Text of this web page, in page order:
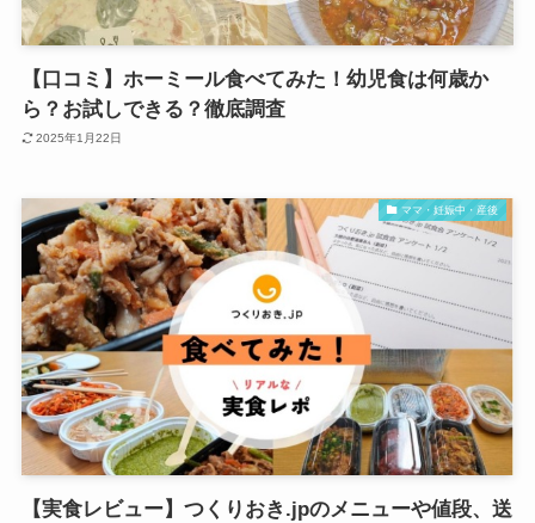
【口コミ】ホーミール食べてみた！幼児食は何歳か
ら？お試しできる？徹底調査
2025年1月22日
ママ・妊娠中・産後
【実食レビュー】つくりおき.jpのメニューや値段、送